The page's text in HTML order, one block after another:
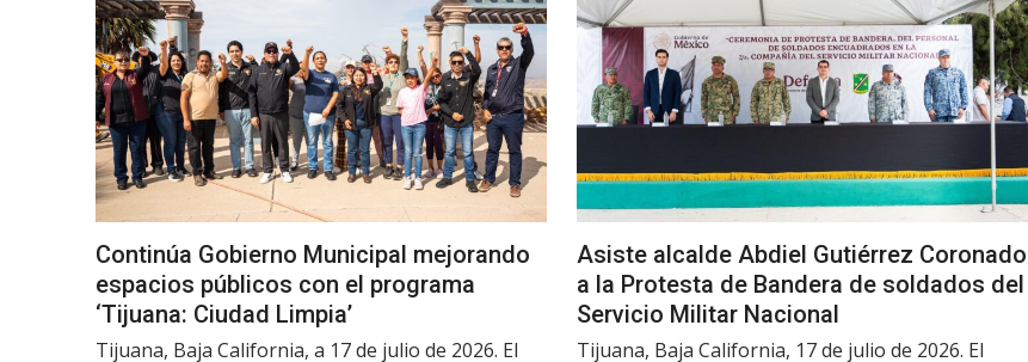
Continúa Gobierno Municipal mejorando
espacios públicos con el programa
‘Tijuana: Ciudad Limpia’
Tijuana, Baja California, a 17 de julio de 2026. El
Asiste alcalde Abdiel Gutiérrez Coronado
a la Protesta de Bandera de soldados del
Servicio Militar Nacional
Tijuana, Baja California, 17 de julio de 2026. El